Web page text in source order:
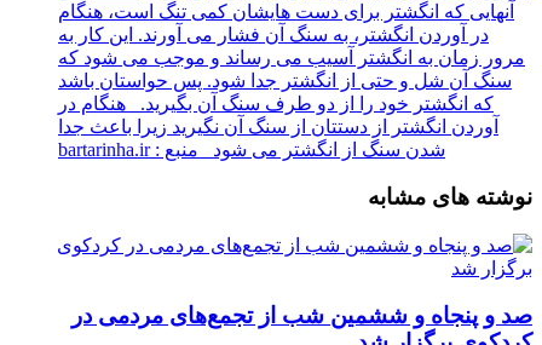
آنهایی که انگشتر برای دست هایشان کمی تنگ است، هنگام
در آوردن انگشتر، به سنگ آن فشار می آورند. این کار به
مرور زمان به انگشتر آسیب می رساند و موجب می شود که
سنگ آن شل و حتی از انگشتر جدا شود. پس حواستان باشد
که انگشتر خود را از دو طرف سنگ آن بگیرید. هنگام در
آوردن انگشتر از دستتان از سنگ آن نگیرید زیرا باعث جدا
شدن سنگ از انگشتر می شود منبع : bartarinha.ir
نوشته های مشابه
صد و پنجاه‌ و ششمین شب از تجمع‌های مردمی در